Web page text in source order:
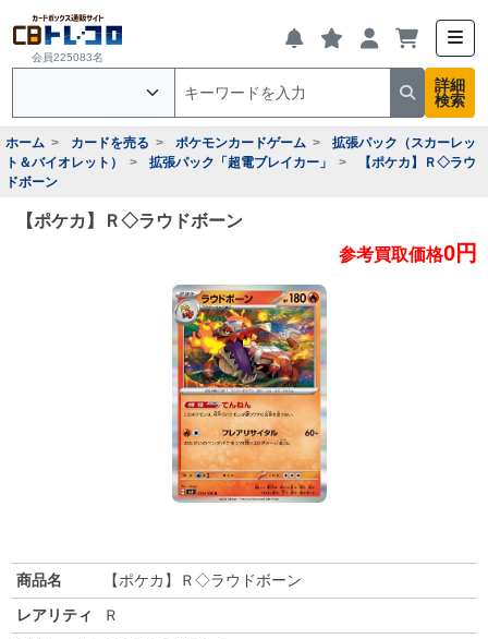
会員225083名
詳細
検索
ホーム カードを売る ポケモンカードゲーム
拡張パック（スカーレッ
ト＆バイオレット）
拡張パック「超電ブレイカー」
【ポケカ】Ｒ◇ラウ
ドボーン
【ポケカ】Ｒ◇ラウドボーン
参考買取価格0円
商品名
【ポケカ】Ｒ◇ラウドボーン
レアリティ
Ｒ